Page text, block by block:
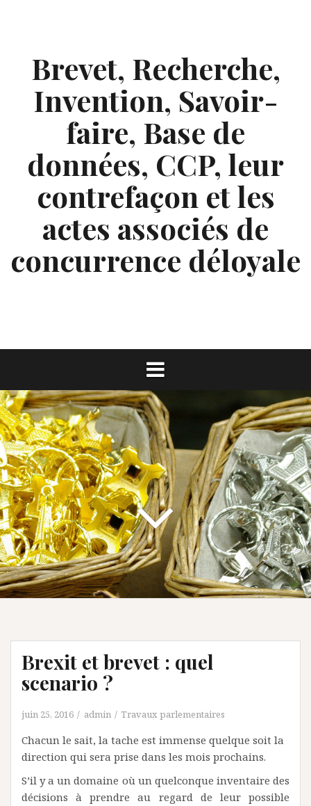
Brevet, Recherche,
Invention, Savoir-
faire, Base de
données, CCP, leur
contrefaçon et les
actes associés de
concurrence déloyale
Brexit et brevet : quel
scenario ?
juin 25, 2016 admin Travaux parlementaires
Chacun le sait, la tache est immense quelque soit la
direction qui sera prise dans les mois prochains.
S’il y a un domaine où un quelconque inventaire des
décisions à prendre au regard de leur possible